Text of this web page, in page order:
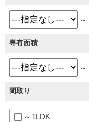
～
専有面積
～
間取り
～1LDK